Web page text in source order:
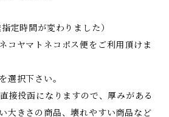
定時間が変わりました）
コヤマトネコポス便をご利用頂けま
選択下さい。
接投函になりますので、厚みがある
大きさの商品、壊れやすい商品など